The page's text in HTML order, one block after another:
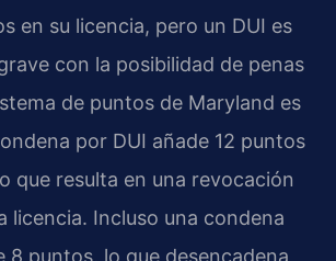
en su licencia, pero un DUI es
con la posibilidad de penas
de puntos de Maryland es
por DUI añade 12 puntos
que resulta en una revocación
licencia. Incluso una condena
8 puntos, lo que desencadena